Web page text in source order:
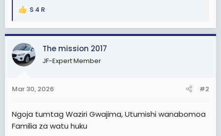
R
a
c
t
i
s
S 4 R
The mission 2017
JF-Expert Member
Mar 30, 2026 #2
Ngoja tumtag Waziri Gwajima, Utumishi wanabomoa
Familia za watu huku